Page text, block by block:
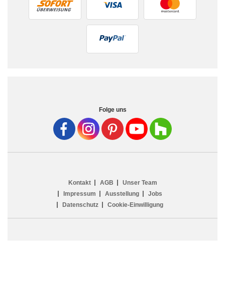
Folge uns
Kontakt AGB
Unser Team
Impressum
Ausstellung
Jobs
Datenschutz
Cookie-Einwilligung